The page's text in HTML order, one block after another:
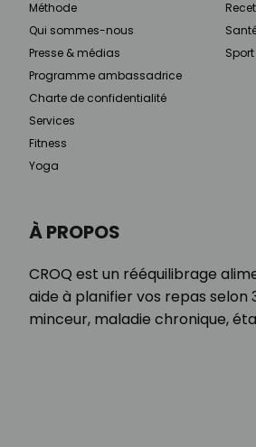
À PROPOS
CROQ est un rééquilibrage
aide à planifier vos repas selon
minceur, maladie chronique,
Méthode
Qui sommes-nous
Presse & médias
Programme ambassadrice
Charte de confidentialité
Services
Fitness
Yoga
Sport